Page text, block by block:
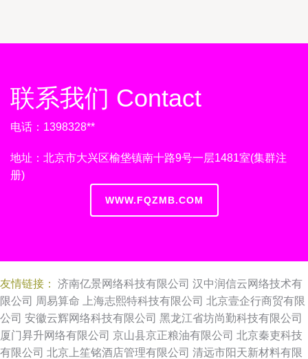
联系我们 Contact
电话：1398328**
地址：北京市大兴区榆垡镇南十路9号一层1481室(集群注
册)
WWW.FQZMB.COM
友情链接： 济南亿景网络科技有限公司 汉中润信云网络技术有
限公司 周易算命 上海志熙特科技有限公司 北京壹企行商贸有限
公司 安徽云辉网络科技有限公司 黑龙江省坊尚勤科技有限公司
厦门昪升网络有限公司 京山县京正粮油有限公司 北京秦吏科技
有限公司 北京上笙铭酒店管理有限公司 清远市阳天新材料有限